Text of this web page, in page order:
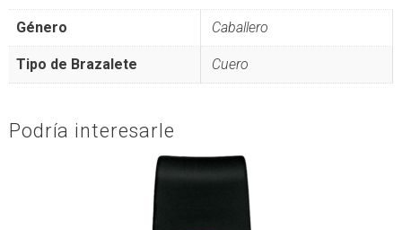
Género Caballero
Tipo de Brazalete Cuero
Podría interesarle